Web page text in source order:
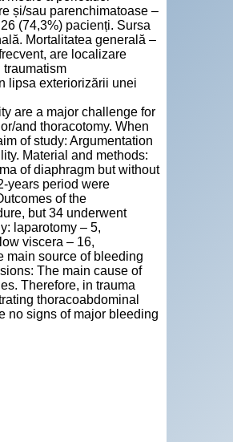
și/sau parenchimatoase –
(74,3%) pacienți. Sursa
Mortalitatea generală –
are localizare
lipsa exteriorizării unei
are a major challenge for
and thoracotomy. When
of study: Argumentation
Material and methods:
of diaphragm but without
years period were
of the
but 34 underwent
laparotomy – 5,
viscera – 16,
main source of bleeding
The main cause of
Therefore, in trauma
thoracoabdominal
no signs of major bleeding